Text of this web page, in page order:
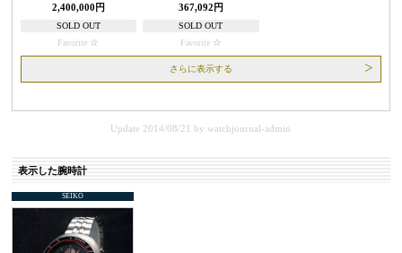
2,400,000円
SOLD OUT
Favorite
367,092円
SOLD OUT
Favorite
さらに表示する
Update 2014/08/21 bywatchjournal-admin
表示した腕時計
SEIKO